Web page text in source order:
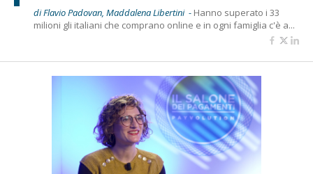
di Flavio Padovan, Maddalena Libertini - Hanno superato i 33
milioni gli italiani che comprano online e in ogni famiglia c'è a...